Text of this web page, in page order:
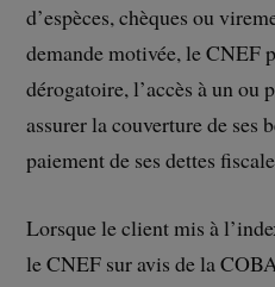
d’espèces, chèques ou
demande motivée, le CNEF
dérogatoire, l’accès à un ou
assurer la couverture de ses
paiement de ses dettes
Lorsque le client mis à
le CNEF sur avis de la